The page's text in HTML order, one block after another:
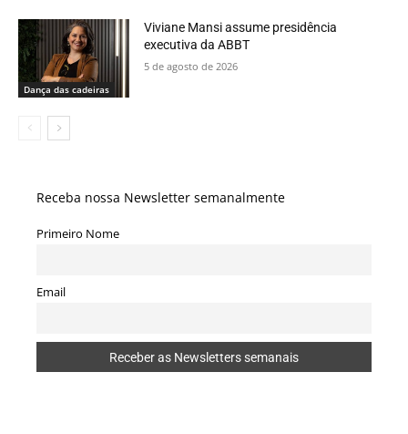
Dança das cadeiras
Viviane Mansi assume presidência
executiva da ABBT
5 de agosto de 2026
Receba nossa Newsletter semanalmente
Primeiro Nome
Email